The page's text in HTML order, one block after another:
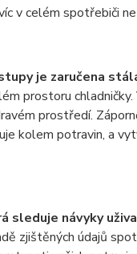
v celém spotřebiči
je zaručena
prostoru
prostředí.
kolem potravin, a
návyky
zjištěných údajů